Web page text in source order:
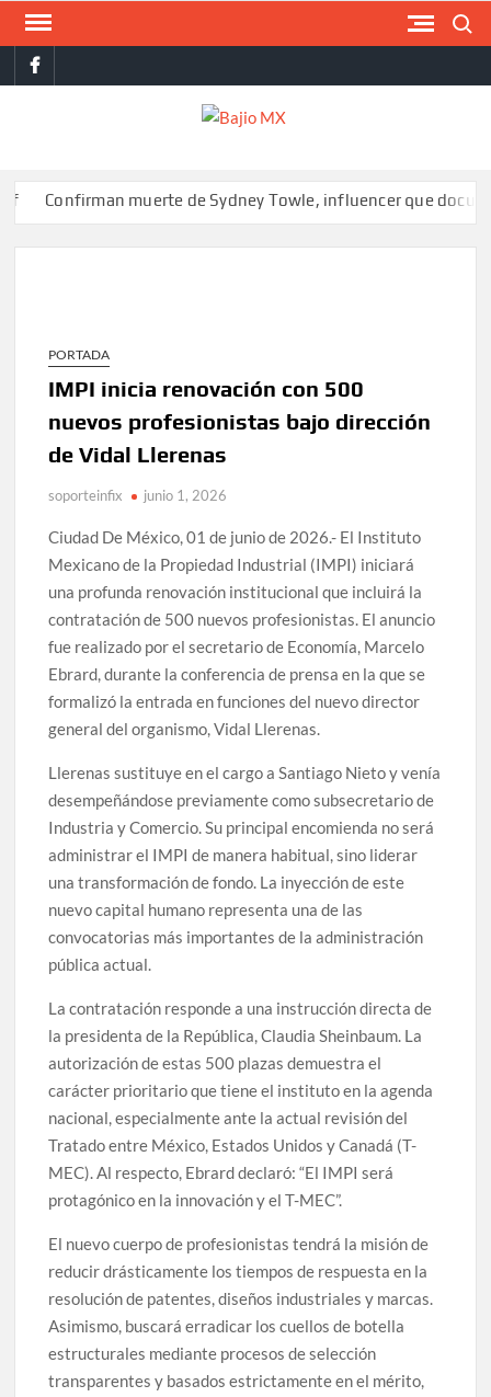
Saltar
contenidofacebook
muerte de Sydney Towle, influencer que documentó
PORTADA
IMPI inicia renovación con 500
nuevos profesionistas bajo dirección
de Vidal Llerenas
soporteinfix junio 1, 2026
Ciudad De México, 01 de junio de 2026.- El Instituto
Mexicano de la Propiedad Industrial (IMPI) iniciará
una profunda renovación institucional que incluirá la
contratación de 500 nuevos profesionistas. El anuncio
fue realizado por el secretario de Economía, Marcelo
Ebrard, durante la conferencia de prensa en la que se
formalizó la entrada en funciones del nuevo director
general del organismo, Vidal Llerenas.
Llerenas sustituye en el cargo a Santiago Nieto y venía
desempeñándose previamente como subsecretario de
Industria y Comercio. Su principal encomienda no será
administrar el IMPI de manera habitual, sino liderar
una transformación de fondo. La inyección de este
nuevo capital humano representa una de las
convocatorias más importantes de la administración
pública actual.
La contratación responde a una instrucción directa de
la presidenta de la República, Claudia Sheinbaum. La
autorización de estas 500 plazas demuestra el
carácter prioritario que tiene el instituto en la agenda
nacional, especialmente ante la actual revisión del
Tratado entre México, Estados Unidos y Canadá (T-
MEC). Al respecto, Ebrard declaró: “El IMPI será
protagónico en la innovación y el T-MEC”.
El nuevo cuerpo de profesionistas tendrá la misión de
reducir drásticamente los tiempos de respuesta en la
resolución de patentes, diseños industriales y marcas.
Asimismo, buscará erradicar los cuellos de botella
estructurales mediante procesos de selección
transparentes y basados estrictamente en el mérito,